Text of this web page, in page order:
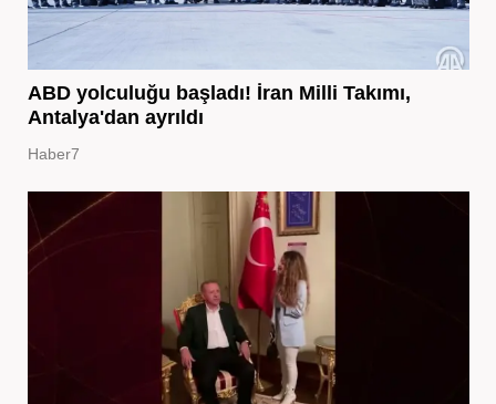
ABD yolculuğu başladı! İran Milli Takımı,
Antalya'dan ayrıldı
Haber7